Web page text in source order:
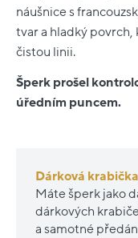
náušnice s
tvar a hladký
čistou linii.
Šperk prošel
úředním puncem.
Dárková krabička
Máte šperk jako
dárkových
a samotné